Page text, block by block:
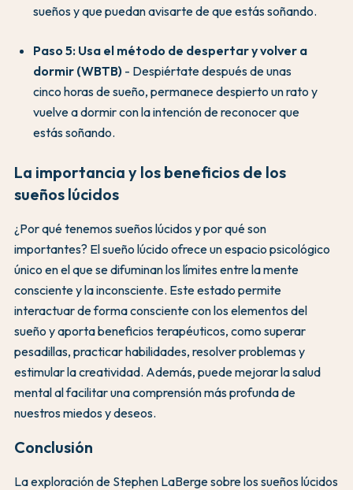
sueños y que puedan avisarte de que estás soñando.
Paso 5: Usa el método de despertar y volver a
dormir (WBTB) - Despiértate después de unas
cinco horas de sueño, permanece despierto un rato y
vuelve a dormir con la intención de reconocer que
estás soñando.
La importancia y los beneficios de los
sueños lúcidos
¿Por qué tenemos sueños lúcidos y por qué son
importantes? El sueño lúcido ofrece un espacio psicológico
único en el que se difuminan los límites entre la mente
consciente y la inconsciente. Este estado permite
interactuar de forma consciente con los elementos del
sueño y aporta beneficios terapéuticos, como superar
pesadillas, practicar habilidades, resolver problemas y
estimular la creatividad. Además, puede mejorar la salud
mental al facilitar una comprensión más profunda de
nuestros miedos y deseos.
Conclusión
La exploración de Stephen LaBerge sobre los sueños lúcidos